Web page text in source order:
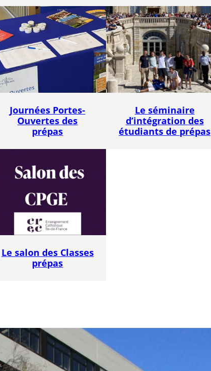
Journées Portes-
Ouvertes des
prépas
Le séminaire
d’intégration des
étudiants de prépas
Le salon des Classes
prépas